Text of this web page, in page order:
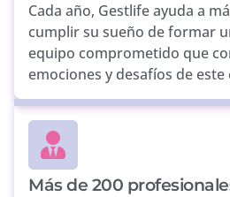
Cada año, Gestlife ayuda a
cumplir su sueño de formar
equipo comprometido que
emociones y desafíos de este
Más de 200